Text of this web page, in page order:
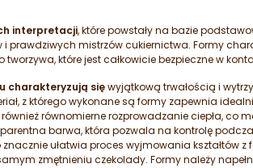
interpretacji, które powstały na bazie
prawdziwych mistrzów cukiernictwa. Formy
które jest całkowicie bezpieczne w
charakteryzują sięwyjątkową trwałością i
z którego wykonane są formy zapewnia
równomierne rozprowadzanie ciepła, co
barwa, która pozwala na kontrolę
ułatwia proces wyjmowania kształtów z
zmętnieniu czekolady. Formy należy